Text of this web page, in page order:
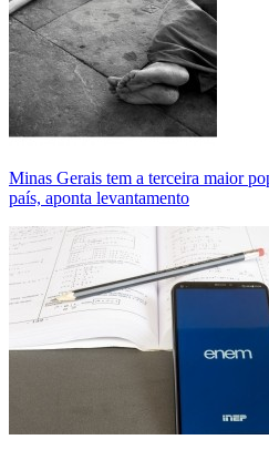
Minas Gerais tem a terceira maior
país, aponta levantamento